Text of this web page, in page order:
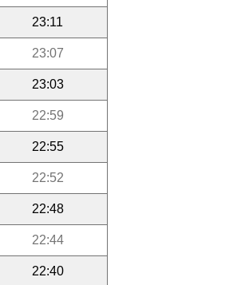
23:11
23:07
23:03
22:59
22:55
22:52
22:48
22:44
22:40